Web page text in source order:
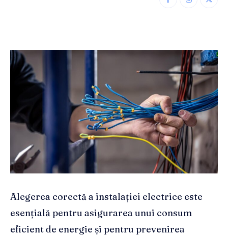
Alegerea corectă a instalației electrice este
esențială pentru asigurarea unui consum
eficient de energie și pentru prevenirea